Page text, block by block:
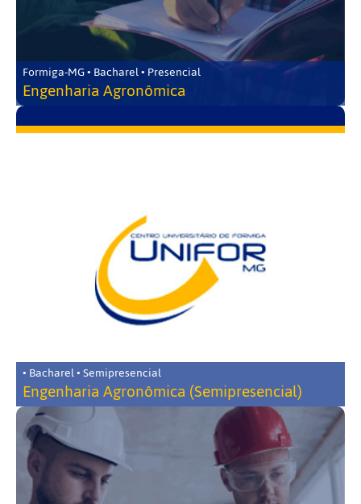
Formiga-MG • Bacharel • Presencial
Engenharia Agronômica
• Bacharel • Semipresencial
Engenharia Agronômica (Semipresencial)